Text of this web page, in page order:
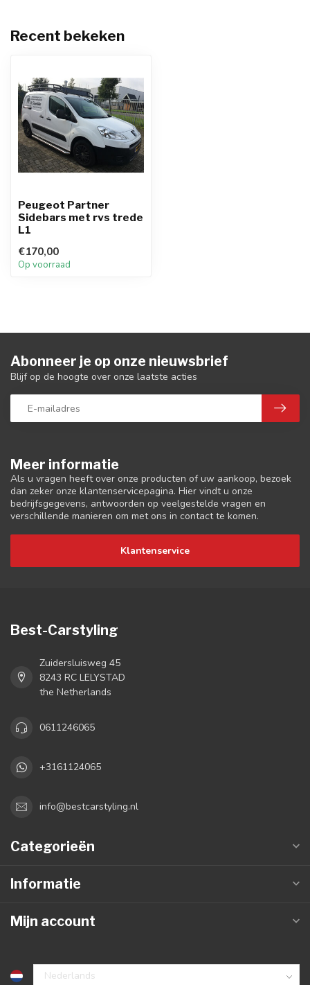
Recent bekeken
Peugeot Partner
Sidebars met rvs trede
L1
€170,00
Op voorraad
Meer informatie
Als u vragen heeft over onze producten of uw aankoop, bezoek
dan zeker onze klantenservicepagina. Hier vindt u onze
bedrijfsgegevens, antwoorden op veelgestelde vragen en
verschillende manieren om met ons in contact te komen.
Klantenservice
Abonneer je op onze nieuwsbrief
Blijf op de hoogte over onze laatste acties
Best-Carstyling
Zuidersluisweg 45
8243 RC LELYSTAD
the Netherlands
0611246065
+3161124065
info@bestcarstyling.nl
Categorieën
Informatie
Mijn account